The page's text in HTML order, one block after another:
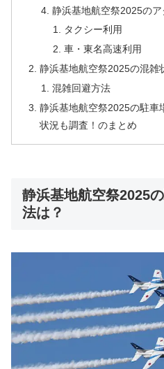
静浜基地航空祭2025の
タクシー利用
車・東名高速利用
静浜基地航空祭2025の混雑
混雑回避方法
静浜基地航空祭2025の駐車
状況も調査！のまとめ
静浜基地航空祭2025
法は？